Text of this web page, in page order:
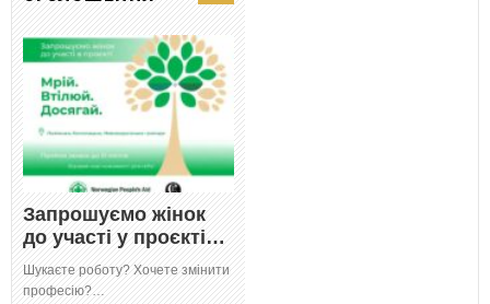
Запрошуємо жінок
до участі у проєкті…
Шукаєте роботу? Хочете змінити
професію?…